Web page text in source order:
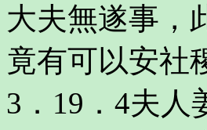
大夫無遂事，
竟有可以安社
3．19．4夫人